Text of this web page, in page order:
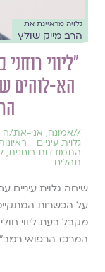
גלויה מראיינת את
הרב מייק שולץ
״ליווי
הא-לוהים
//אמונה, אני-את/ה
גלוית עיניים - ראיונות
התמודדות רוחנית,
תהלים
שיחה גלוית עיניים
על הכשרות
מקבל בעת ליווי
המרכז הרפואי